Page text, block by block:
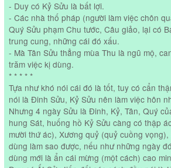
- Duy có Kỷ Sửu là bất lợi.
- Các nhà thố pháp (người làm việc chôn
Quý Sửu phạm Chu tước, Câu giảo, lại có
trung cung, những cái đó xấu.
- Mà Tân Sửu thẳng mùa Thu là ngũ mộ,
trăm việc kị dùng.
* * * * *
Tựa như khó nói cái đó là tốt, tuy có cẩn
nói là Đinh Sửu, Kỷ Sửu nên làm việc hôn
Nhưng 4 ngày Sửu là Đinh, Kỷ, Tân, Quý
hung Sát, huống hồ Kỷ Sửu càng có thập
mười thứ ác), Xương quỷ (quỷ cuồng
dùng làm sao được, nếu như những ngày
dùng mới là ẩn cái mừng (một cách) cao